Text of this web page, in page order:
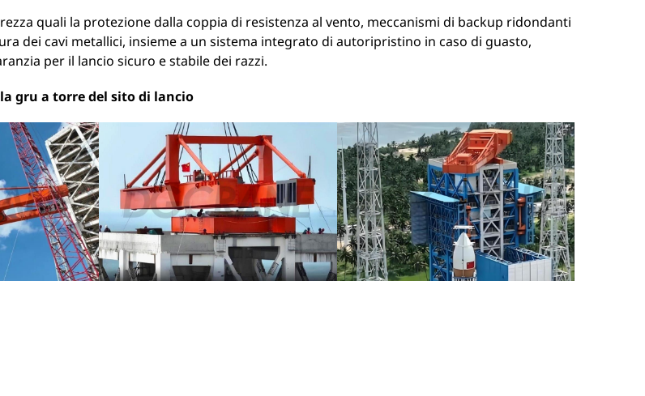
quali la protezione dalla coppia di resistenza al vento, meccanismi di backup ridondanti
dei cavi metallici, insieme a un sistema integrato di autoripristino in caso di guasto,
per il lancio sicuro e stabile dei razzi.
gru a torre del sito di lancio